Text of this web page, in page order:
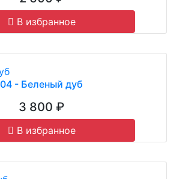
В избранное
04 - Беленый дуб
3 800 ₽
В избранное